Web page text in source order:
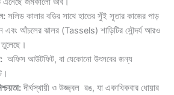
সলিড কালার বডির সাথে হাতের সুঁই সূতার কাজের পাড়
এবং আঁচলের ঝালর (Tassels) শাড়িটির সৌন্দর্য আরও
তুলেছে।
অফিস আউটফিট, বা যেকোনো উৎসবের জন্য
দীর্ঘস্থায়ী ও উজ্জ্বল রঙ, যা একাধিকবার ধোয়ার